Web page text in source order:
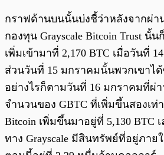
กราฟด้านบนนั้นบ่งชี้ว่าหลังจากผ่า
กองทุน Grayscale Bitcoin Trust นั้
เพิ่มเข้ามาที่ 2,170 BTC เมื่อวันที่
ส่วนวันที่ 15 มกราคมนั้นพวกเขาได้
อย่างไรก็ตามวันที่ 16 มกราคมที่ผ่
จำนวนของ GBTC ที่เพิ่มขึ้นสองเท่
Bitcoin เพิ่มขึ้นมาอยู่ที่ 5,130 BTC
ทาง Grayscale มีสินทรัพย์ที่อยู่ภา